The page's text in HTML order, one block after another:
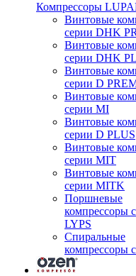
Компрессоры
Винтовые
серии DHK
Винтовые
серии DHK
Винтовые
серии D
Винтовые
серии MI
Винтовые
серии D PLUS
Винтовые
серии MIT
Винтовые
серии MITK
Поршневые
компрессоры
LYPS
Спиральные
компрессоры